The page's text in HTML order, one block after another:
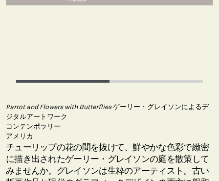
Parrot and Flowers with Butterfliesゲーリー・グレイソンによるデ
ジタルアートワーク
コンテンポラリー
アメリカ
チューリップの花の間を抜けて、鮮やかな色彩で緻密
に描き出されたゲーリー・グレイソンの庭を散策して
みませんか。グレイソンは生粋のアーティスト。古い